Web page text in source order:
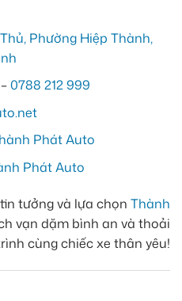
Phường Hiệp Thành,
–0788 212 999
Phát Auto
Phát Auto
tưởng và lựa chọn Thành
vạn dặm bình an và thoải
cùng chiếc xe thân yêu!